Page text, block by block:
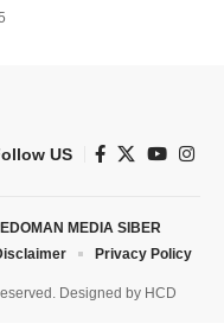
US
Designed by HCD
MEDIA SIBER
Privacy Policy